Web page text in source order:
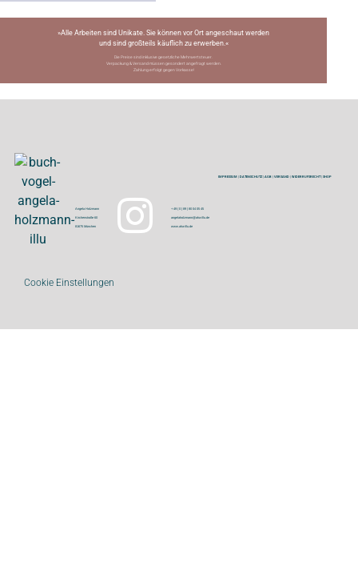
»Alle Arbeiten sind Unikate. Sie können vor Ort angeschaut werden
und sind großteils käuflich zu erwerben.«
Die Preise sind inklusive gesetzliche Mehrwertsteuer.
Verpackung & Versand müssen gesondert angefragt werden.
Zahlung erfolgt gegen Vorkasse!
IMPRESSUM | DATENSCHUTZ| AGB | VERSAND | WIDERRUFSRECHT| SHOP
Angela Holzmann
Kirchenstraße 60
81675 München
+ 49 ( 0 ) 89 | 80 04 05 45
angelaholzmann@aha-illu.de
www.aha-illu.de
Cookie Einstellungen